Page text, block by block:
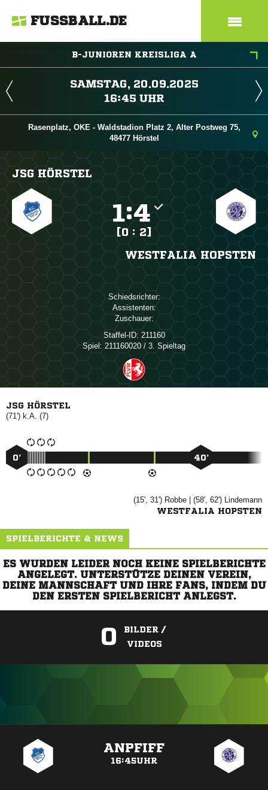
FUSSBALL.DE
B-JUNIOREN KREISLIGA A
 
 
Rasenplatz, OKE - Waldstadion Platz 2, Alter Postweg 75,
48477 Hörstel
JSG HÖRSTEL
:
[0 : 2]
WESTFALIA HOPSTEN
Schiedsrichter:
Assistenten:
Zuschauer:
Staffel-ID: 211160
Spiel: 211160020 / 3. Spieltag
JSG HÖRSTEL
(71') k.A. (7)
0’ 40’
(15', 31')  | (58', 62') 
WESTFALIA HOPSTEN
SPIELBERICHTE & NEWS
ES WURDEN LEIDER NOCH KEINE SPIELBERICHTE
ANGELEGT. UNTERSTÜTZE DEINEN VEREIN,
DEINE MANNSCHAFT UND IHRE FANS, INDEM DU
DEN ERSTEN SPIELBERICHT ANLEGST.
0
BILDER /
VIDEOS
ANPFIFF
16:45UHR